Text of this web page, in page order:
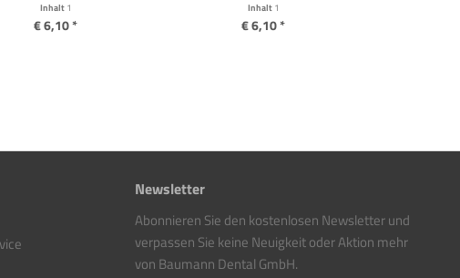
Inhalt 1
€ 6,10 *
Inhalt 1
€ 6,10 *
Newsletter
Abonnieren Sie den kostenlosen Newsletter und
verpassen Sie keine Neuigkeit oder Aktion mehr
von Baumann Dental GmbH.